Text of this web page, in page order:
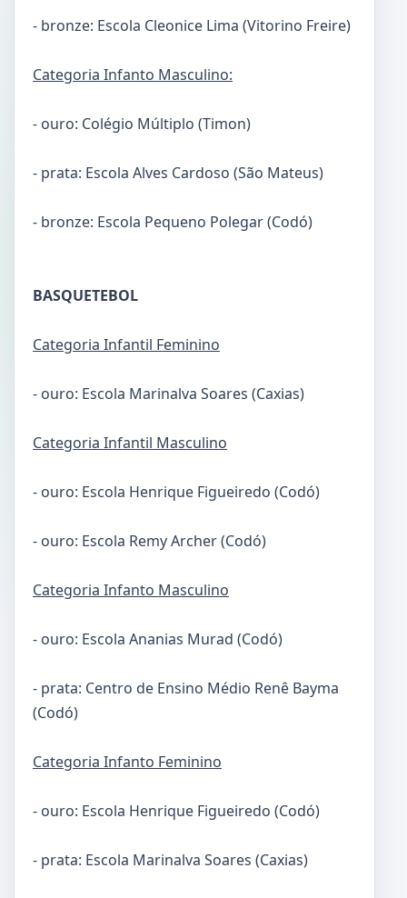
- bronze: Escola Cleonice Lima (Vitorino Freire)
Categoria Infanto Masculino:
- ouro: Colégio Múltiplo (Timon)
- prata: Escola Alves Cardoso (São Mateus)
- bronze: Escola Pequeno Polegar (Codó)
BASQUETEBOL
Categoria Infantil Feminino
- ouro: Escola Marinalva Soares (Caxias)
Categoria Infantil Masculino
- ouro: Escola Henrique Figueiredo (Codó)
- ouro: Escola Remy Archer (Codó)
Categoria Infanto Masculino
- ouro: Escola Ananias Murad (Codó)
- prata: Centro de Ensino Médio Renê Bayma
(Codó)
Categoria Infanto Feminino
- ouro: Escola Henrique Figueiredo (Codó)
- prata: Escola Marinalva Soares (Caxias)